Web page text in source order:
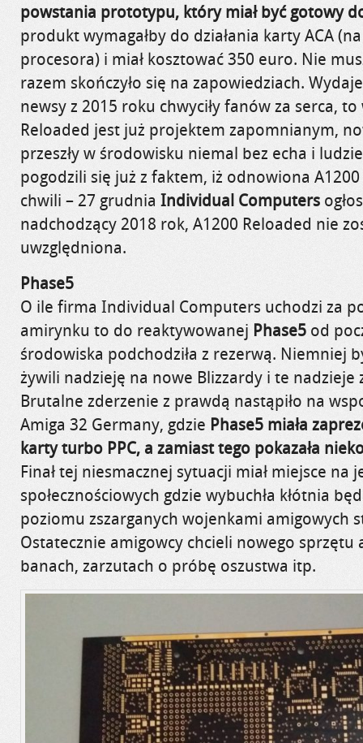
powstania prototypu, który miał być gotowy
produkt wymagałby do działania karty ACA
procesora) i miał kosztować 350 euro. Nie
razem skończyło się na zapowiedziach.
newsy z 2015 roku chwyciły fanów za serca, to
Reloaded jest już projektem zapomnianym,
przeszły w środowisku niemal bez echa i
pogodzili się już z faktem, iż odnowiona
chwili – 27 grudnia Individual Computers
nadchodzący 2018 rok, A1200 Reloaded nie
uwzględniona.
Phase5
O ile firma Individual Computers uchodzi za
amirynku to do reaktywowanej Phase5 od
środowiska podchodziła z rezerwą. Niemniej
żywili nadzieję na nowe Blizzardy i te nadzieje
Brutalne zderzenie z prawdą nastąpiło na
Amiga 32 Germany, gdzie Phase5 miała
karty turbo PPC, a zamiast tego pokazała
Finał tej niesmacznej sytuacji miał miejsce na
społecznościowych gdzie wybuchła kłótnia
poziomu zszarganych wojenkami amigowych
Ostatecznie amigowcy chcieli nowego sprzętu
banach, zarzutach o próbę oszustwa itp.